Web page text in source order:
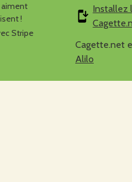
!
Stripe
Installez
Cagette.net
Alilo